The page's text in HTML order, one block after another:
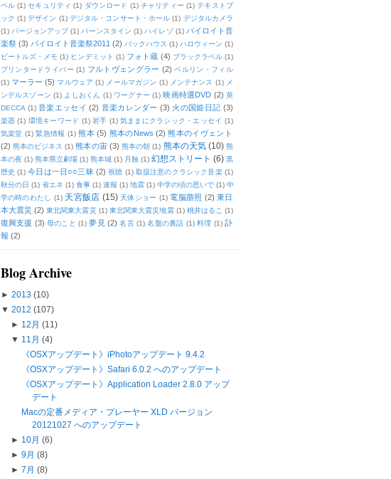
ベル (1) セキュリティ (1) ダウンロード (1) チャリティー (1) テキストブ
ック (1) デザイン (1) デジタル・コンサート・ホール (1) デジタルカメラ
(1) バージョンアップ (1) バーンスタイン (1) ハイレゾ (1) バイロイト音
楽祭 (3) バイロイト音楽祭2011 (2) バックハウス (1) ハロウィーン (1)
ビートルズ・メモ (1) ヒンデミット (1) フォト蔵 (4) ブラックラベル (1)
プリンタードライバー (1) フルトヴェングラー (2) ベルリン・フィル
(1) マーラー (5) マルウェア (1) メールマガジン (1) メンテナンス (1) メ
ンデルスゾーン (1) よしおくん (1) ワーグナー (1) 映画特選DVD (2) 英
DECCA (1) 音楽エッセイ (2) 音楽カレンダー (3) 火の国姫日記 (3)
楽器 (1) 環境キーワード (1) 岩手 (1) 気ままにクラシック・エッセイ (1)
気楽堂 (1) 緊急情報 (1) 熊本 (5) 熊本のNews (2) 熊本のイヴェント
(2) 熊本のビジネス (1) 熊本の宙 (3) 熊本の朝 (1) 熊本の天気 (10) 熊
本の夜 (1) 熊本県立劇場 (1) 熊本城 (1) 月蝕 (1) 幻想ストリート (6) 黒
歴史 (1) 今日は一日○○三昧 (2) 視聴 (1) 取扱注意のクラシック音楽 (1)
秋分の日 (1) 省エネ (1) 食事 (1) 速報 (1) 地震 (1) 中学の頃の思いで (1) 中
学の時のわたし
(1) 天宮飯店 (15) 天体ショー (1) 電脳萠照 (2) 東日
本大震災 (2) 東北関東大震災 (1) 東北関東大震災地震 (1) 桃井はるこ (1)
復興支援 (3) 母のこと (1) 夢見 (2) 名言 (1) 名盤の裏話 (1) 料理 (1) 訃
報 (2)
Blog Archive
► 2013 (10)
▼ 2012 (107)
► 12月 (11)
▼ 11月 (4)
《OSXアップデート》iPhotoアップデート 9.4.2
《OSXアップデート》Safari 6.0.2 へのアップデート
《OSXアップデート》Application Loader 2.8.0 アップ
デート
Macの定番メディア・プレーヤー XLD バージョン
20121027 へのアップデート
► 10月 (6)
► 9月 (8)
► 7月 (8)